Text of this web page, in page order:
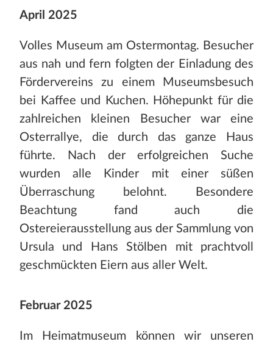
April 2025
Volles Museum am Ostermontag. Besucher
aus nah und fern folgten der Einladung des
Fördervereins zu einem Museumsbesuch
bei Kaffee und Kuchen. Höhepunkt für die
zahlreichen kleinen Besucher war eine
Osterrallye, die durch das ganze Haus
führte. Nach der erfolgreichen Suche
wurden alle Kinder mit einer süßen
Überraschung belohnt. Besondere
Beachtung fand auch die
Ostereierausstellung aus der Sammlung von
Ursula und Hans Stölben mit prachtvoll
geschmückten Eiern aus aller Welt.
Februar 2025
Im Heimatmuseum können wir unseren